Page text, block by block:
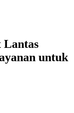
Lantas
untuk